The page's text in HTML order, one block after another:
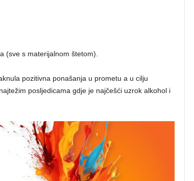
(sve s materijalnom štetom).
pozitivna ponašanja u prometu a u cilju
posljedicama gdje je najčešći uzrok alkohol i